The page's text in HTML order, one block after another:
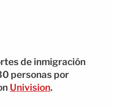
de inmigración
personas por
Univision.